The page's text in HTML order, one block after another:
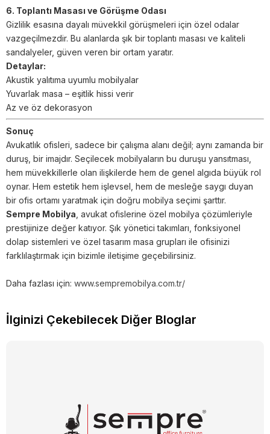
6. Toplantı Masası ve Görüşme Odası
Gizlilik esasına dayalı müvekkil görüşmeleri için özel odalar
vazgeçilmezdir. Bu alanlarda şık bir toplantı masası ve kaliteli
sandalyeler, güven veren bir ortam yaratır.
Detaylar:
Akustik yalıtıma uyumlu mobilyalar
Yuvarlak masa – eşitlik hissi verir
Az ve öz dekorasyon
Sonuç
Avukatlık ofisleri, sadece bir çalışma alanı değil; aynı zamanda bir
duruş, bir imajdır. Seçilecek mobilyaların bu duruşu yansıtması,
hem müvekkillerle olan ilişkilerde hem de genel algıda büyük rol
oynar. Hem estetik hem işlevsel, hem de mesleğe saygı duyan
bir ofis ortamı yaratmak için doğru mobilya seçimi şarttır.
Sempre Mobilya , avukat ofislerine özel mobilya çözümleriyle
prestijinize değer katıyor. Şık yönetici takımları, fonksiyonel
dolap sistemleri ve özel tasarım masa grupları ile ofisinizi
farklılaştırmak için bizimle iletişime geçebilirsiniz.
Daha fazlası için: www.sempremobilya.com.tr/
İlginizi Çekebilecek Diğer Bloglar